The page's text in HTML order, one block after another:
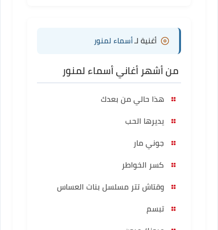
أغنية لـأسماء لمنور
من أشهر أغاني أسماء لمنور
هذا حالي من بعدك
يديرها الحب
جوني مار
كسر الخواطر
وقتاش تتر مسلسل بنات العساس
تبسم